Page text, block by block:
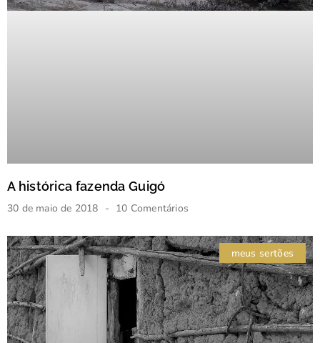
A histórica fazenda Guigó
30 de maio de 2018 10 Comentários
meus sertões